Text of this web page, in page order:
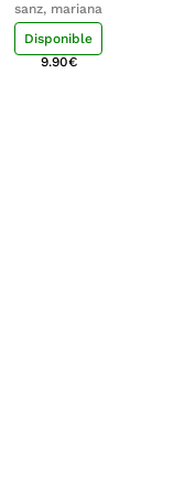
sanz, mariana
Disponible
9.90€